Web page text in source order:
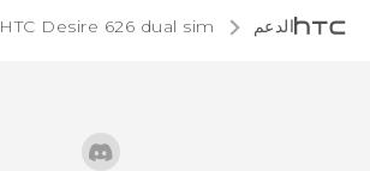
الدعم HTC Desire 626 dual sim‎